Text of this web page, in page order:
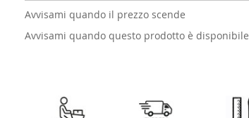
Avvisami quando il prezzo scende
Avvisami quando questo prodotto è disponibile